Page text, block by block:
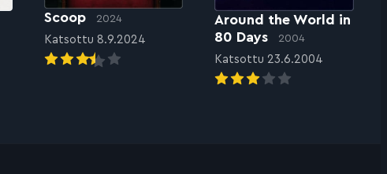
Scoop 2024
Katsottu 8.9.2024
Around the World in
80 Days
2004
Katsottu 23.6.2004